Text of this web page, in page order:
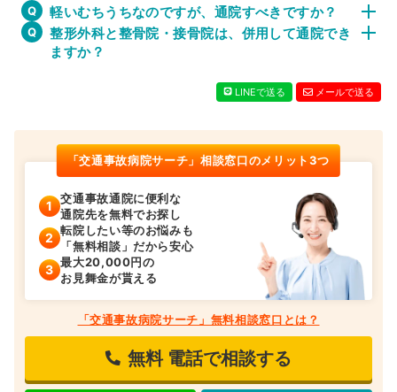
軽いむちうちなのですが、通院すべきですか？
整形外科と整骨院・接骨院は、併用して通院でき
ますか？
LINEで送る メールで送る
「交通事故病院サーチ」相談窓口のメリット3つ
交通事故通院に便利な
通院先を無料でお探し
転院したい等のお悩みも
「無料相談」だから安心
最大20,000円の
お見舞金が貰える
「交通事故病院サーチ」無料相談窓口とは？
無料 電話で相談する